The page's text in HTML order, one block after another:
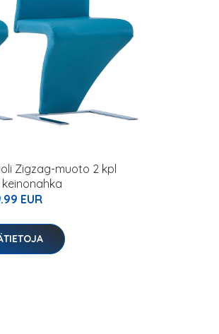
Zigzag-muoto 2 kpl
keinonahka
EUR